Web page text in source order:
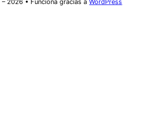
– 2026 • Funciona gracias aWordPress